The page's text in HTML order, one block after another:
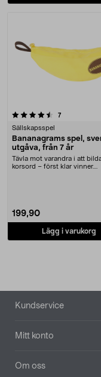
7recensioner
Sällskapsspel
Bananagrams spel,
utgåva, från 7 år
Tävla mot varandra i att
korsord – först klar vinner.
199,90
Lägg i varukorg
4.5 av 5 stjärnor
Sidfot
Kundservice
Mitt konto
Om oss